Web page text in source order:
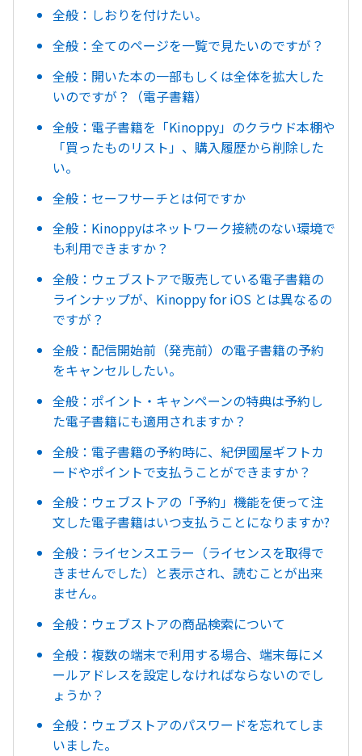
全般：しおりを付けたい。
全般：全てのページを一覧で見たいのですが？
全般：開いた本の一部もしくは全体を拡大した
いのですが？（電子書籍）
全般：電子書籍を「Kinoppy」のクラウド本棚や
「買ったものリスト」、購入履歴から削除した
い。
全般：セーフサーチとは何ですか
全般：Kinoppyはネットワーク接続のない環境で
も利用できますか？
全般：ウェブストアで販売している電子書籍の
ラインナップが、Kinoppy for iOS とは異なるの
ですが？
全般：配信開始前（発売前）の電子書籍の予約
をキャンセルしたい。
全般：ポイント・キャンペーンの特典は予約し
た電子書籍にも適用されますか？
全般：電子書籍の予約時に、紀伊國屋ギフトカ
ードやポイントで支払うことができますか？
全般：ウェブストアの「予約」機能を使って注
文した電子書籍はいつ支払うことになりますか?
全般：ライセンスエラー（ライセンスを取得で
きませんでした）と表示され、読むことが出来
ません。
全般：ウェブストアの商品検索について
全般：複数の端末で利用する場合、端末毎にメ
ールアドレスを設定しなければならないのでし
ょうか？
全般：ウェブストアのパスワードを忘れてしま
いました。